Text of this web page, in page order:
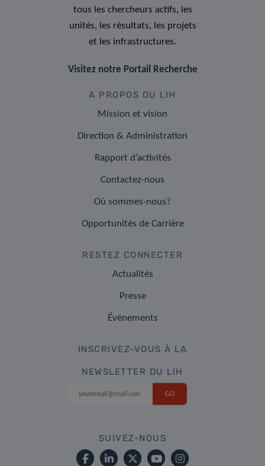
tous les chercheurs actifs, les
unités, les résultats, les projets
et les infrastructures.
Visitez notre Portail Recherche
A PROPOS DU LIH
Mission et vision
Direction & Administration
Rapport d’activités
Contactez-nous
Où sommes-nous?
Opportunités de Carrière
RESTEZ CONNECTER
Actualités
Presse
Événements
INSCRIVEZ-VOUS À LA
NEWSLETTER DU LIH
SUIVEZ-NOUS